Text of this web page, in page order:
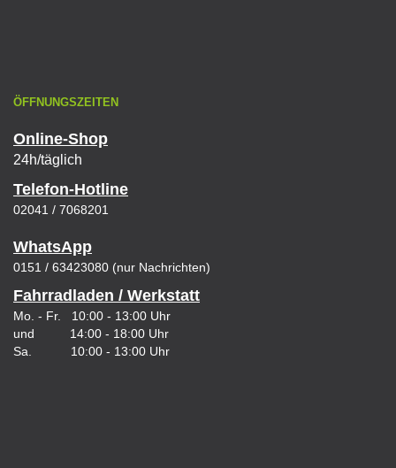
ÖFFNUNGSZEITEN
Online-Shop
24h/täglich
Telefon-Hotline
02041 / 7068201
WhatsApp
0151 / 63423080 (nur Nachrichten)
Fahrradladen / Werkstatt
Mo. - Fr. 10:00 - 13:00 Uhr
und 14:00 - 18:00 Uhr
Sa. 10:00 - 13:00 Uhr